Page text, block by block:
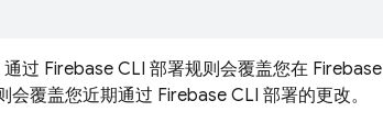
过 Firebase CLI 部署规则会覆盖您在 Firebase
会覆盖您近期通过 Firebase CLI 部署的更改。